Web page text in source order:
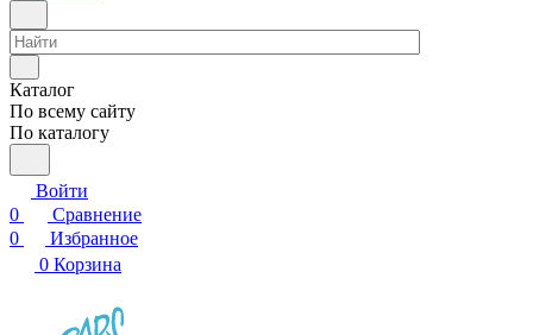
Каталог
По всему сайту
По каталогу
Войти
0
Сравнение
0
Избранное
0 Корзина